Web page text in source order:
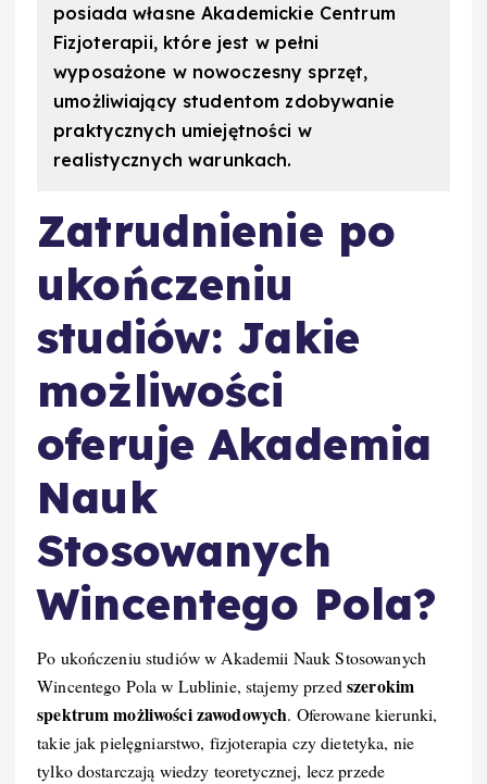
posiada własne Akademickie Centrum
Fizjoterapii, które jest w pełni
wyposażone w nowoczesny sprzęt,
umożliwiający studentom zdobywanie
praktycznych umiejętności w
realistycznych warunkach.
Zatrudnienie po
ukończeniu
studiów: Jakie
możliwości
oferuje Akademia
Nauk
Stosowanych
Wincentego Pola?
Po ukończeniu studiów w Akademii Nauk Stosowanych
Wincentego Pola w Lublinie, stajemy przedszerokim
spektrum możliwości zawodowych. Oferowane kierunki,
takie jak pielęgniarstwo, fizjoterapia czy dietetyka, nie
tylko dostarczają wiedzy teoretycznej, lecz przede